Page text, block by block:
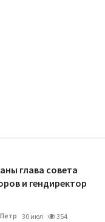
глава совета
и гендиректор
30 июл 354